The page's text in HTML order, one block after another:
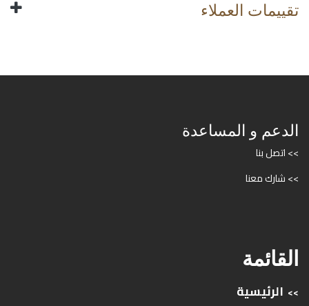
تقييمات العملاء
الدعم و المساعدة
>> اتصل بنا
>> شارك معنا
القائمة
>> الرئيسية